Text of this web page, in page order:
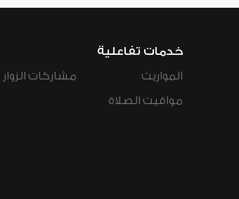
خدمات تفاعلية
المواريث
مواقيت الصلاة
مشاركات الزوار